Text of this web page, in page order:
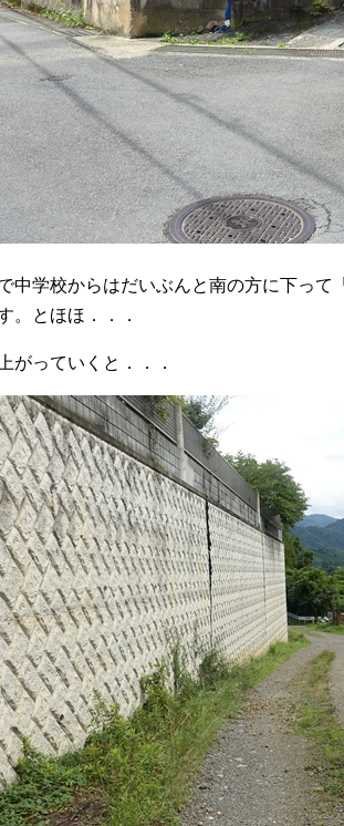
中学校からはだいぶんと南の方に下って
。とほほ．．．
がっていくと．．．